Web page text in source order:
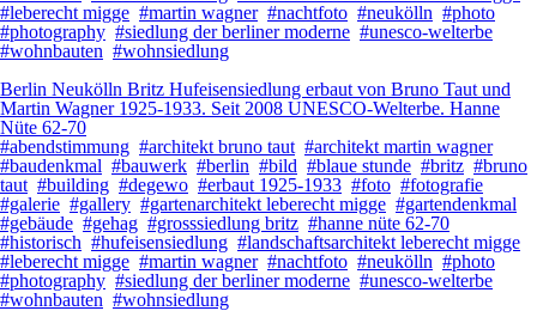
#leberecht migge #martin wagner #nachtfoto #neukölln #photo
#photography #siedlung der berliner moderne #unesco-welterbe
#wohnbauten #wohnsiedlung
Berlin Neukölln Britz Hufeisensiedlung erbaut von Bruno Taut und
Martin Wagner 1925-1933. Seit 2008 UNESCO-Welterbe. Hanne
Nüte 62-70
#abendstimmung #architekt bruno taut #architekt martin wagner
#baudenkmal #bauwerk #berlin #bild #blaue stunde #britz #bruno
taut #building #degewo #erbaut 1925-1933 #foto #fotografie
#galerie #gallery #gartenarchitekt leberecht migge #gartendenkmal
#gebäude #gehag #grosssiedlung britz #hanne nüte 62-70
#historisch #hufeisensiedlung #landschaftsarchitekt leberecht migge
#leberecht migge #martin wagner #nachtfoto #neukölln #photo
#photography #siedlung der berliner moderne #unesco-welterbe
#wohnbauten #wohnsiedlung